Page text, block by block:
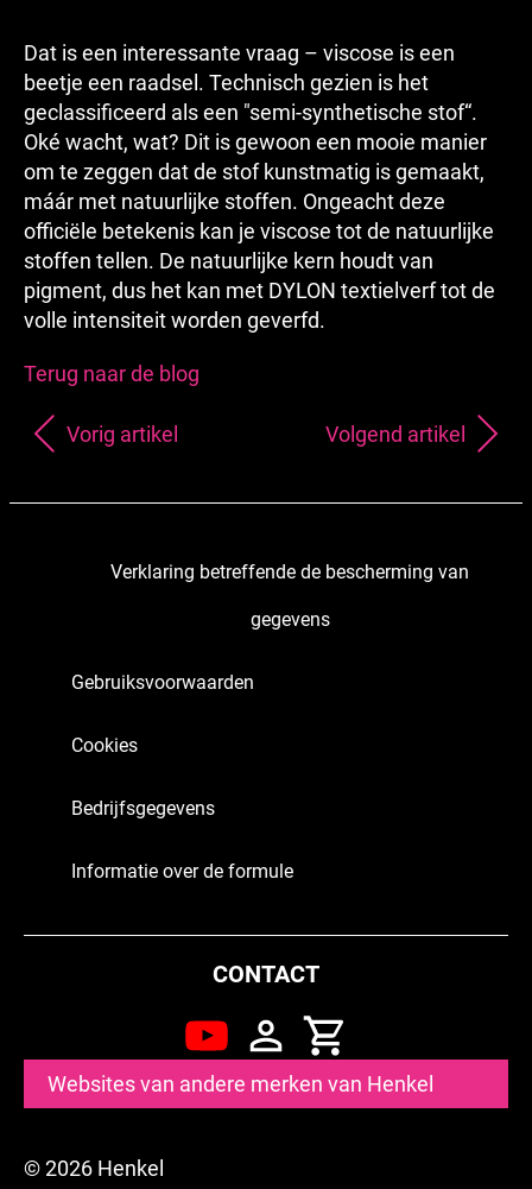
Dat is een interessante vraag – viscose is een
beetje een raadsel. Technisch gezien is het
geclassificeerd als een "semi-synthetische stof“.
Oké wacht, wat? Dit is gewoon een mooie manier
om te zeggen dat de stof kunstmatig is gemaakt,
máár met natuurlijke stoffen. Ongeacht deze
officiële betekenis kan je viscose tot de natuurlijke
stoffen tellen. De natuurlijke kern houdt van
pigment, dus het kan met DYLON textielverf tot de
volle intensiteit worden geverfd.
Terug naar de blog
Vorig artikel Volgend artikel
Verklaring betreffende de bescherming van
gegevens
Gebruiksvoorwaarden
Cookies
Bedrijfsgegevens
Informatie over de formule
CONTACT
Websites van andere merken van Henkel
© 2026 Henkel